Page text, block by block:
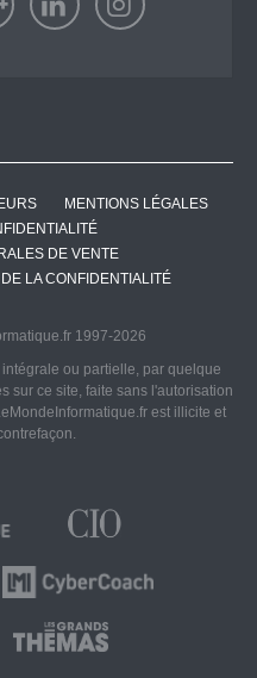
MENTIONS LÉGALES
DE VENTE
LA CONFIDENTIALITÉ
1997-2026
ou partielle, par quelque
sur ce site, faite sans l'autorisation
est illicite et